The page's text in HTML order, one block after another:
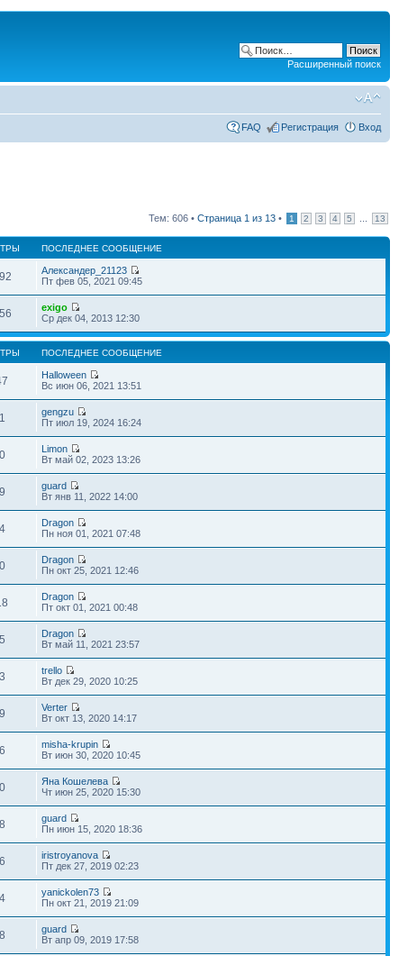
Расширенный поиск
FAQ Регистрация Вход
Тем: 606 • Страница 1 из 13 • 1 2 3 4 5 13
ПОСЛЕДНЕЕ СООБЩЕНИЕ
Александер_21123
Пт фев 05, 2021 09:45
exigo
Ср дек 04, 2013 12:30
ПОСЛЕДНЕЕ СООБЩЕНИЕ
Halloween
Вс июн 06, 2021 13:51
gengzu
Пт июл 19, 2024 16:24
Limon
Вт май 02, 2023 13:26
guard
Вт янв 11, 2022 14:00
Dragon
Пн ноя 01, 2021 07:48
Dragon
Пн окт 25, 2021 12:46
Dragon
Пт окт 01, 2021 00:48
Dragon
Вт май 11, 2021 23:57
trello
Вт дек 29, 2020 10:25
Verter
Вт окт 13, 2020 14:17
misha-krupin
Вт июн 30, 2020 10:45
Яна Кошелева
Чт июн 25, 2020 15:30
guard
Пн июн 15, 2020 18:36
iristroyanova
Пт дек 27, 2019 02:23
yanickolen73
Пн окт 21, 2019 21:09
guard
Вт апр 09, 2019 17:58